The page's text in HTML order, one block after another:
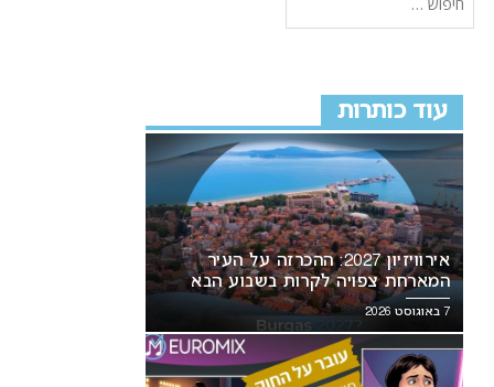
עוד כותרות
אירוויזיון 2027: ההכרזה על העיר
המארחת צפויה לקרות בשבוע הבא
7 באוגוסט 2026